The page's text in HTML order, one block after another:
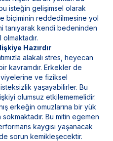
isteğin gelişimsel olarak
biçiminin reddedilmesine yol
tanıyarak kendi bedeninden
Hazırdır
alakalı stres, heyecan
kavramdır. Erkekler de
ve fiziksel
yaşayabilirler. Bu
olumsuz etkilememelidir.
erkeğin omuzlarına bir yük
Bu mitin egemen
kaygısı yaşanacak
sorun kemikleşecektir.